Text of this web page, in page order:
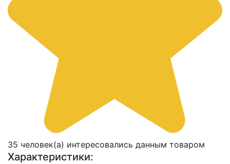
35 человек(а) интересовались данным товаром
Характеристики: